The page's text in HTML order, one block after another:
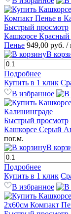
Быстрый просмотр
Кашкорсе
Пенье 949,00 руб. /
В
Подробнее
Купить в 1 клик
В избранное
Быстрый просмотр
Кашкорсе Серый
пог.м.
В
Подробнее
Купить в 1 клик
В избранное